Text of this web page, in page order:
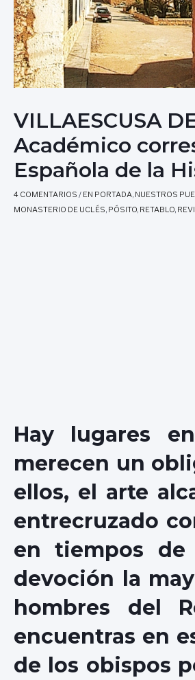
VILLAESCUSA
Académico
Española de la
4 COMENTARIOS / EN PORTADA, NUESTROS
MONASTERIO DE UCLÉS, PÓSITO, RETABLO,
Hay lugares
merecen un
ellos, el arte
entrecruzado
en tiempos de
devoción la
hombres del
encuentras en
de los obispos